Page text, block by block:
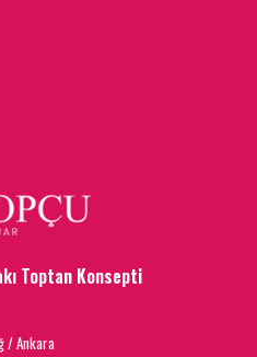
Toptan Konsepti
/ Ankara